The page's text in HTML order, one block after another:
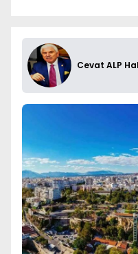
Cevat ALP